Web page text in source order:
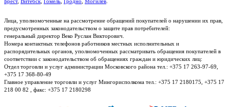
Лица, уполномоченные на рассмотрение обращений покупателей о нарушении их прав,
предусмотренных законодательством о защите прав потребителей:
генеральный директор Веко Руслан Викторович.
Номера контактных телефонов работников местных исполнительных и
распорядительных органов, уполномоченных рассматривать обращения покупателей в
соответствии с законодательством об обращениях граждан и юридических лиц:
Отдел торговли и услуг администрации Московского района тел.: +375 17 263-97-69,
+375 17 368-80-49
Главное управление торговли и услуг Мингорисполкома тел.: +375 17 2180175, +375 17
218 00 82 , факс: +375 17 2180298